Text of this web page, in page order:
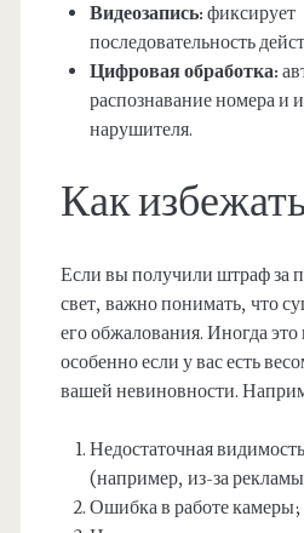
Видеозапись: фиксирует
последовательность
Цифровая обработка:
распознавание номера и
нарушителя.
Как
Если вы получили штраф за
свет, важно понимать, что
его обжалования. Иногда
особенно если у вас есть
вашей невиновности.
Недостаточная
(например, из-за
Ошибка в работе камеры;